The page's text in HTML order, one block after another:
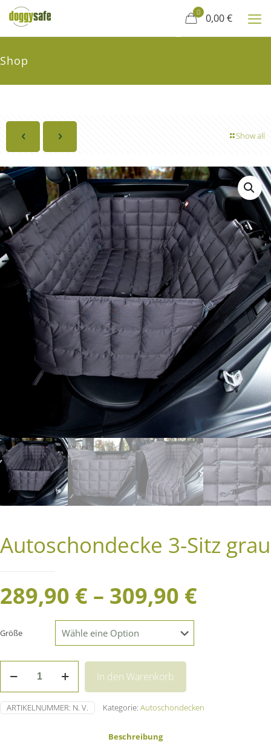
0 0,00 €
Shop
Show all
Autoschondecke 3-Sitz grau
289,90 € – 309,90 €
Größe
grau
Menge
In den Warenkorb
ARTIKELNUMMER: N. V. Kategorie: Autoschondecken
Beschreibung